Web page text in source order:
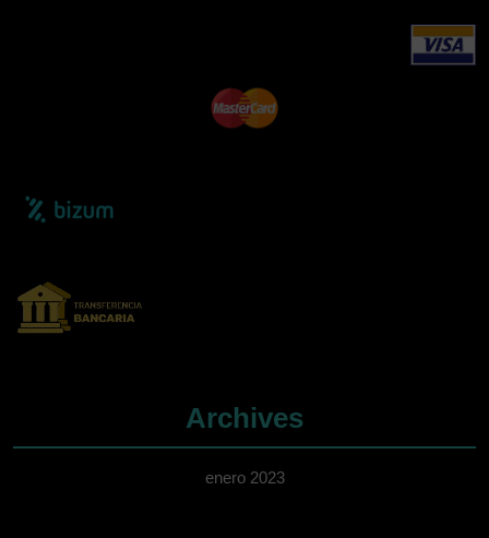
Archives
enero 2023